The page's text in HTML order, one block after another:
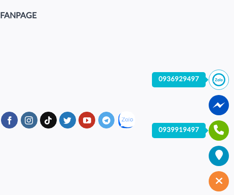
FANPAGE
0936929497
0939919497